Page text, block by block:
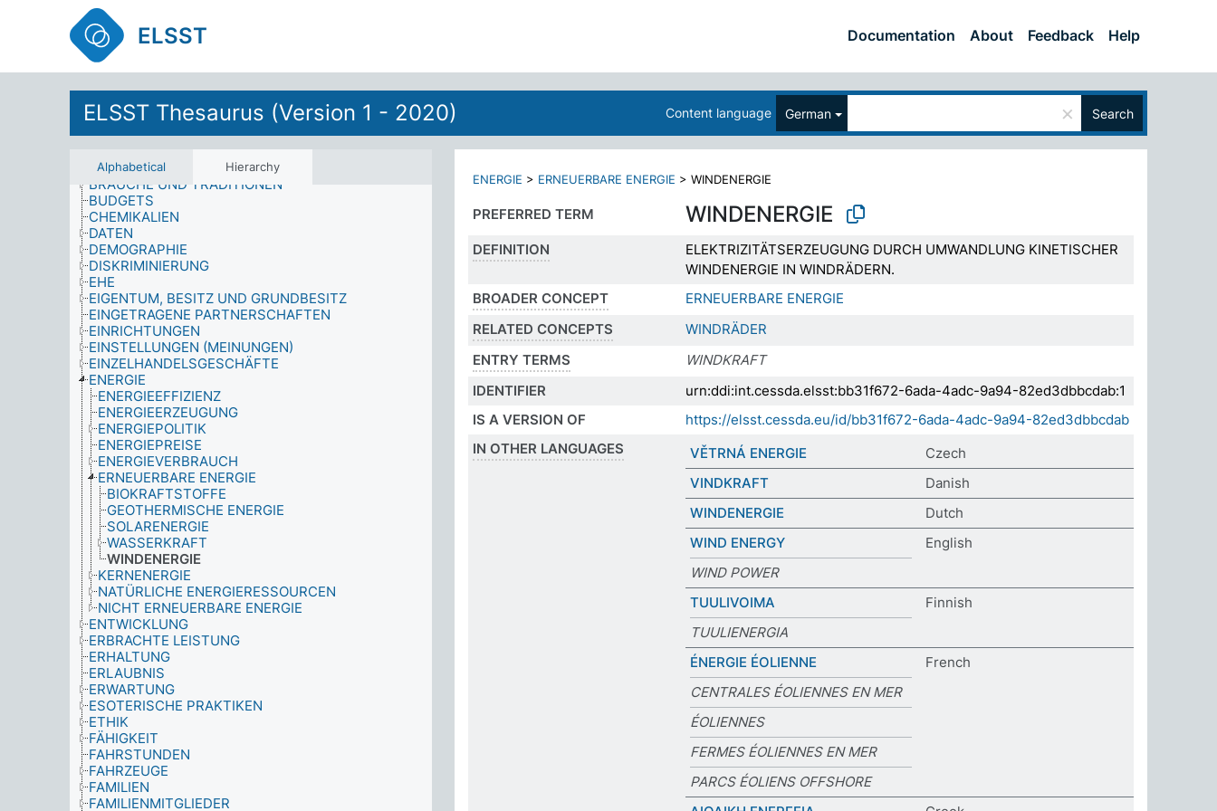
ELSST Documentation About Feedback Help
ELSST Thesaurus (Version 1 - 2020) Content language German × Search
Alphabetical Hierarchy
BAUELEMENTE
BEHINDERUNGEN
BESETZTE GEBIETE
BETRIEBLICHE SOZIALLEISTUNGEN
BEVÖLKERUNG
BEWERTUNG
BILDUNG
BILDUNGSPLANUNG UND BILDUNGSVERWALTUNG
BILDUNGSUMFELD
BIOWISSENSCHAFTEN
BRÄUCHE UND TRADITIONEN
BUDGETS
CHEMIKALIEN
DATEN
DEMOGRAPHIE
DISKRIMINIERUNG
EHE
EIGENTUM, BESITZ UND GRUNDBESITZ
EINGETRAGENE PARTNERSCHAFTEN
EINRICHTUNGEN
EINSTELLUNGEN (MEINUNGEN)
EINZELHANDELSGESCHÄFTE
ENERGIE
ENERGIEEFFIZIENZ
ENERGIEERZEUGUNG
ENERGIEPOLITIK
ENERGIEPREISE
ENERGIEVERBRAUCH
ERNEUERBARE ENERGIE
BIOKRAFTSTOFFE
GEOTHERMISCHE ENERGIE
SOLARENERGIE
WASSERKRAFT
WINDENERGIE
KERNENERGIE
NATÜRLICHE ENERGIERESSOURCEN
NICHT ERNEUERBARE ENERGIE
ENTWICKLUNG
ERBRACHTE LEISTUNG
ERHALTUNG
ERLAUBNIS
ERWARTUNG
ESOTERISCHE PRAKTIKEN
ETHIK
FÄHIGKEIT
FAHRSTUNDEN
FAHRZEUGE
FAMILIEN
FAMILIENMITGLIEDER
ENERGIE > ERNEUERBARE ENERGIE > WINDENERGIE
PREFERRED TERM WINDENERGIE
DEFINITION
ELEKTRIZITÄTSERZEUGUNG DURCH UMWANDLUNG KINETISCHER
WINDENERGIE IN WINDRÄDERN.
BROADER CONCEPT
ERNEUERBARE ENERGIE
RELATED CONCEPTS
WINDRÄDER
ENTRY TERMS
WINDKRAFT
IDENTIFIER
urn:ddi:int.cessda.elsst:bb31f672-6ada-4adc-9a94-82ed3dbbcdab:1
IS A VERSION OF
https://elsst.cessda.eu/id/bb31f672-6ada-4adc-9a94-82ed3dbbcdab
IN OTHER LANGUAGES
VĚTRNÁ ENERGIE
Czech
VINDKRAFT
Danish
WINDENERGIE
Dutch
WIND ENERGY
English
WIND POWER
TUULIVOIMA
Finnish
TUULIENERGIA
ÉNERGIE ÉOLIENNE
French
CENTRALES ÉOLIENNES EN MER
ÉOLIENNES
FERMES ÉOLIENNES EN MER
PARCS ÉOLIENS OFFSHORE